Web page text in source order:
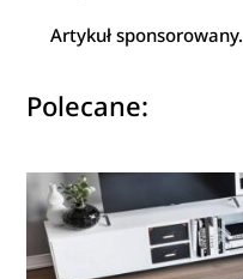
Artykuł sponsorowany.
Polecane: